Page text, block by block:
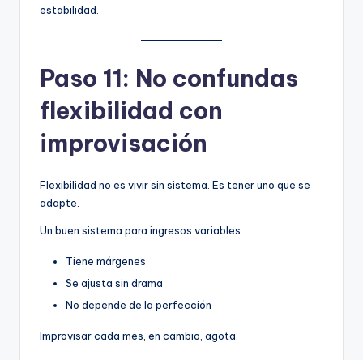
estabilidad.
Paso 11: No confundas
flexibilidad con
improvisación
Flexibilidad no es vivir sin sistema. Es tener uno que se
adapte.
Un buen sistema para ingresos variables:
Tiene márgenes
Se ajusta sin drama
No depende de la perfección
Improvisar cada mes, en cambio, agota.